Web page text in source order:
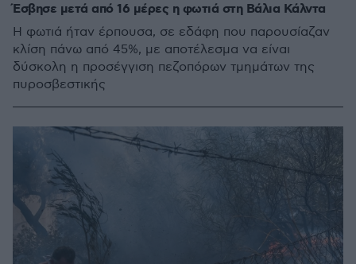
Έσβησε μετά από 16 μέρες η φωτιά στη Βάλια Κάλντα
Η φωτιά ήταν έρπουσα, σε εδάφη που παρουσίαζαν
κλίση πάνω από 45%, με αποτέλεσμα να είναι
δύσκολη η προσέγγιση πεζοπόρων τμημάτων της
πυροσβεστικής